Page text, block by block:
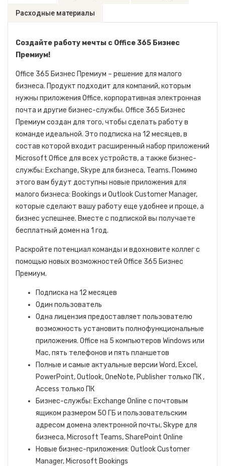
Расходные материалы
Создайте работу мечты с Office 365 Бизнес
Премиум!
Office 365 Бизнес Премиум – решение для малого
бизнеса. Продукт подходит для компаний, которым
нужны приложения Office, корпоративная электронная
почта и другие бизнес-службы. Office 365 Бизнес
Премиум cоздан для того, чтобы сделать работу в
команде идеальной. Это подписка на 12 месяцев, в
состав которой входит расширенный набор приложений
Microsoft Office для всех устройств, а также бизнес-
службы: Exchange, Skype для бизнеса, Teams. Помимо
этого вам будут доступны новые приложения для
малого бизнеса: Bookings и Outlook Customer Manager,
которые сделают вашу работу еще удобнее и проще, а
бизнес успешнее. Вместе с подпиской вы получаете
бесплатный домен на 1 год.
Раскройте потенциал команды и вдохновите коллег с
помощью новых возможностей Office 365 Бизнес
Премиум.
Подписка на 12 месяцев
Один пользователь
Одна лицензия предоставляет пользователю
возможность установить полнофункциональные
приложения. Office на 5 компьютеров Windows или
Mac, пять телефонов и пять планшетов
Полные и самые актуальные версии Word, Excel,
PowerPoint, Outlook, OneNote, Publisher только ПК ,
Access только ПК
Бизнес-службы: Exchange Online с почтовым
ящиком размером 50 ГБ и пользовательским
адресом домена электронной почты, Skype для
бизнеса, Microsoft Teams, SharePoint Online
Новые бизнес-приложения: Outlook Customer
Manager, Microsoft Bookings